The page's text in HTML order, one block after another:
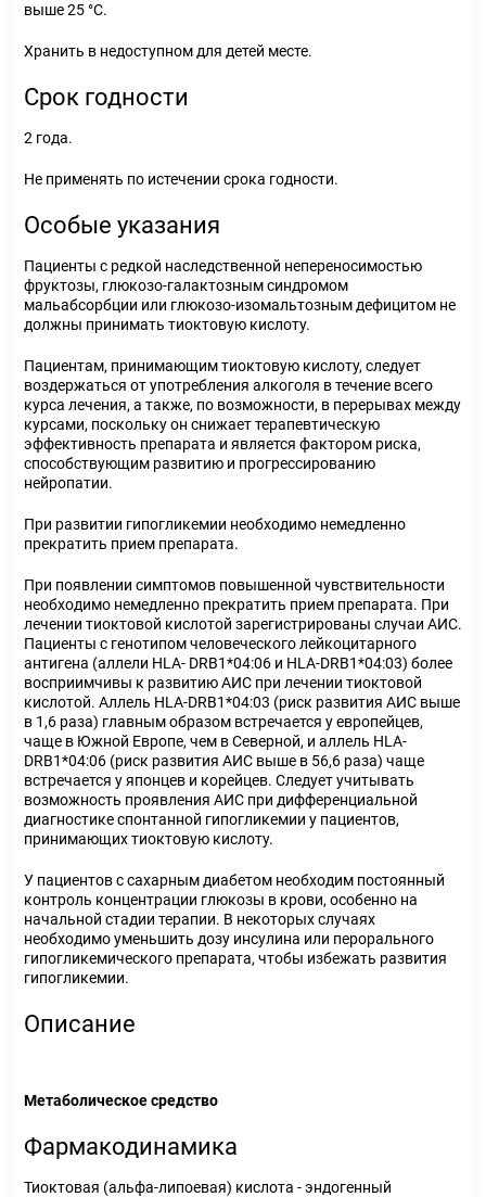
выше 25 °С.
Хранить в недоступном для детей месте.
Срок годности
2 года.
Не применять по истечении срока годности.
Особые указания
Пациенты с редкой наследственной непереносимостью
фруктозы, глюкозо-галактозным синдромом
мальабсорбции или глюкозо-изомальтозным дефицитом не
должны принимать тиоктовую кислоту.
Пациентам, принимающим тиоктовую кислоту, следует
воздержаться от употребления алкоголя в течение всего
курса лечения, а также, по возможности, в перерывах между
курсами, поскольку он снижает терапевтическую
эффективность препарата и является фактором риска,
способствующим развитию и прогрессированию
нейропатии.
При развитии гипогликемии необходимо немедленно
прекратить прием препарата.
При появлении симптомов повышенной чувствительности
необходимо немедленно прекратить прием препарата. При
лечении тиоктовой кислотой зарегистрированы случаи АИС.
Пациенты с генотипом человеческого лейкоцитарного
антигена (аллели HLA- DRB1*04:06 и HLA-DRB1*04:03) более
восприимчивы к развитию АИС при лечении тиоктовой
кислотой. Аллель HLA-DRB1*04:03 (риск развития АИС выше
в 1,6 раза) главным образом встречается у европейцев,
чаще в Южной Европе, чем в Северной, и аллель HLA-
DRB1*04:06 (риск развития АИС выше в 56,6 раза) чаще
встречается у японцев и корейцев. Следует учитывать
возможность проявления АИС при дифференциальной
диагностике спонтанной гипогликемии у пациентов,
принимающих тиоктовую кислоту.
У пациентов с сахарным диабетом необходим постоянный
контроль концентрации глюкозы в крови, особенно на
начальной стадии терапии. В некоторых случаях
необходимо уменьшить дозу инсулина или перорального
гипогликемического препарата, чтобы избежать развития
гипогликемии.
Описание
Метаболическое средство
Фармакодинамика
Тиоктовая (альфа-липоевая) кислота - эндогенный